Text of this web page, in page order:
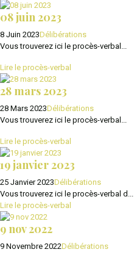
08 juin 2023
8 Juin 2023Délibérations
Vous trouverez ici le procès-verbal...
Lire le procès-verbal
28 mars 2023
28 Mars 2023Délibérations
Vous trouverez ici le procès-verbal...
Lire le procès-verbal
19 janvier 2023
25 Janvier 2023Délibérations
Vous trouverez ici le procès-verbal d...
Lire le procès-verbal
9 nov 2022
9 Novembre 2022Délibérations